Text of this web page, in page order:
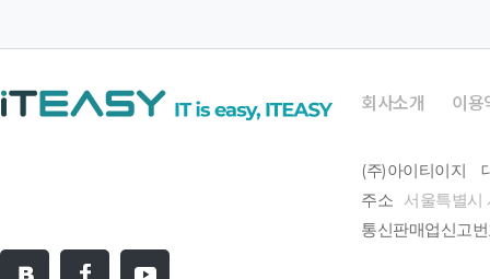
회사소개 이용
(주)아이티이지
주소 서울특별시
통신판매업신고